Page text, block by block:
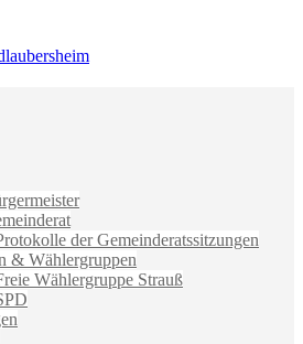
der Gemeinderatssitzungen
& Wählergruppen
Wählergruppe Strauß